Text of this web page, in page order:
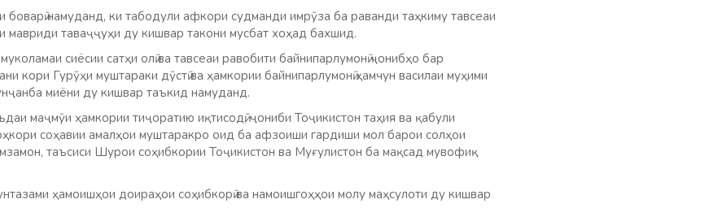
боварӣ намуданд, ки табодули афкори судманди имрӯза ба раванди таҳкиму тавсеаи
мавриди таваҷҷуҳи ду кишвар такони мусбат хоҳад бахшид.
сиёсии сатҳи олӣ ва тавсеаи равобити байнипарлумонӣ ҷонибҳо бар
кори Гурӯҳи муштараки дӯстӣ ва ҳамкории байнипарлумонӣ ҳамчун василаи муҳими
миёни ду кишвар таъкид намуданд.
маҷмӯи ҳамкории тиҷоратию иқтисодӣ, ҷониби Тоҷикистон таҳия ва қабули
соҳавии амалҳои муштаракро оид ба афзоиши гардиши мол барои солҳои
таъсиси Шурои соҳибкории Тоҷикистон ва Муғулистон ба мақсад мувофиқ
ҳамоишҳои доираҳои соҳибкорӣ ва намоишгоҳҳои молу маҳсулоти ду кишвар